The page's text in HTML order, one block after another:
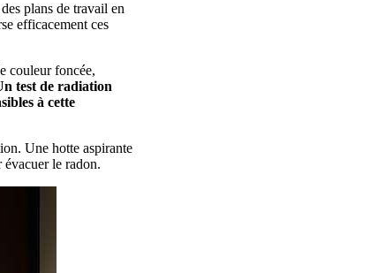
plans de travail en
efficacement ces
couleur foncée,
test de radiation
à cette
Une hotte aspirante
évacuer le radon.